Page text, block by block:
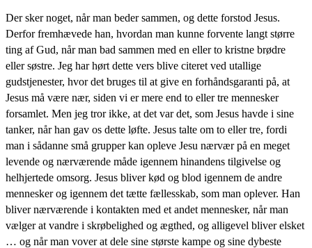
Der sker noget, når man beder sammen, og dette forstod Jesus.
Derfor fremhævede han, hvordan man kunne forvente langt større
ting af Gud, når man bad sammen med en eller to kristne brødre
eller søstre. Jeg har hørt dette vers blive citeret ved utallige
gudstjenester, hvor det bruges til at give en forhåndsgaranti på, at
Jesus må være nær, siden vi er mere end to eller tre mennesker
forsamlet. Men jeg tror ikke, at det var det, som Jesus havde i sine
tanker, når han gav os dette løfte. Jesus talte om to eller tre, fordi
man i sådanne små grupper kan opleve Jesu nærvær på en meget
levende og nærværende måde igennem hinandens tilgivelse og
helhjertede omsorg. Jesus bliver kød og blod igennem de andre
mennesker og igennem det tætte fællesskab, som man oplever. Han
bliver nærværende i kontakten med et andet mennesker, når man
vælger at vandre i skrøbelighed og ægthed, og alligevel bliver elsket
… og når man vover at dele sine største kampe og sine dybeste